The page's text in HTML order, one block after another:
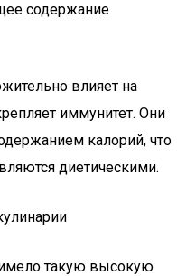
содержание
влияет на
иммунитет. Они
калорий, что
диетическими.
такую высокую